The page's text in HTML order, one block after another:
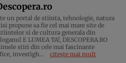
un portal de stiinta, tehnologie, natura
propune sa fie cel mai mare site de
si de cultura generala din
E LUMEA TA!, DESCOPERA.RO
stiri din cele mai fascinante
investigh...
citește mai mult